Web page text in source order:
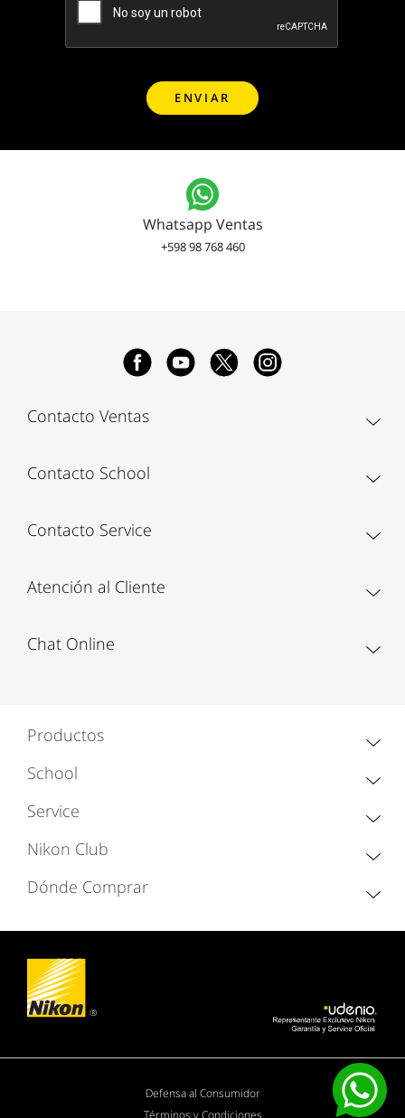
Whatsapp Ventas
+598 98 768 460
Contacto Ventas
Contacto School
Contacto Service
Atención al Cliente
Chat Online
Productos
School
Service
Nikon Club
Dónde Comprar
Defensa al Consumidor